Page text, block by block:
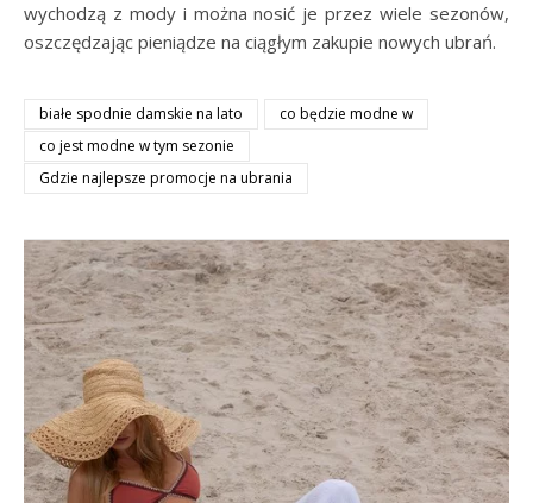
wychodzą z mody i można nosić je przez wiele sezonów,
oszczędzając pieniądze na ciągłym zakupie nowych ubrań.
białe spodnie damskie na lato
co będzie modne w
co jest modne w tym sezonie
Gdzie najlepsze promocje na ubrania